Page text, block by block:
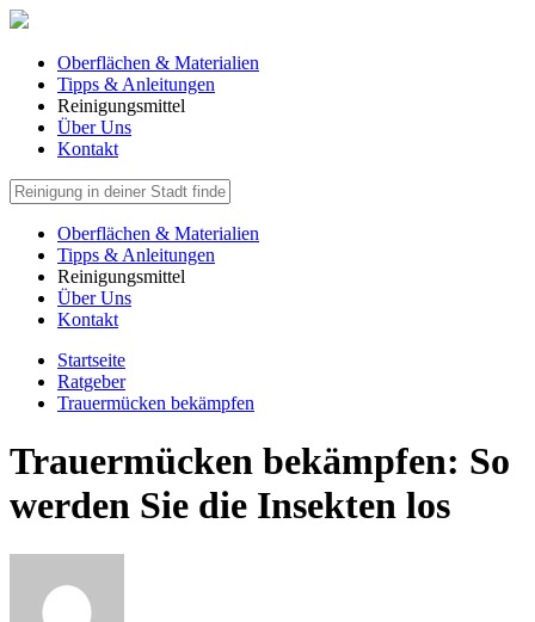
Oberflächen & Materialien
Tipps & Anleitungen
Reinigungsmittel
Über Uns
Kontakt
Oberflächen & Materialien
Tipps & Anleitungen
Reinigungsmittel
Über Uns
Kontakt
Startseite
Ratgeber
Trauermücken bekämpfen
Trauermücken bekämpfen: So
werden Sie die Insekten los